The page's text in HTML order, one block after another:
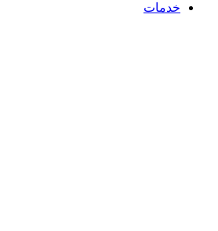
خدمات